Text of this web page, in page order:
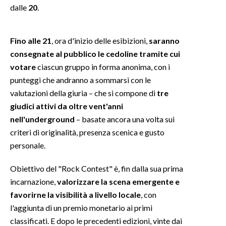
#CARAUNIONE
3 MINUTI CON
INSULARITÀ
INFO AZIENDE
ABBONATI
PUBBLICITÀ
SPIAGGE
STORE
dalle 20
Fino alle 21 , ora d'inizio delle esibizioni, saranno
consegnate al pubblico le cedoline tramite cui
votareciascun gruppo in forma anonima, con i
punteggi che andranno a sommarsi con le
valutazioni della giuria – che si compone di tre
giudici attivi da oltre vent'anni
nell'underground – basate ancora una volta sui
criteri di originalità, presenza scenica e gusto
personale.
Obiettivo del "Rock Contest" è, fin dalla sua prima
incarnazione, valorizzare la scena emergente e
favorirne la visibilità a livello locale , con
l'aggiunta di un premio monetario ai primi
classificati. E dopo le precedenti edizioni, vinte dai